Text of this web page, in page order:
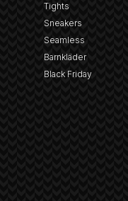
Tights
Sneakers
Seamless
Barnkläder
Black Friday